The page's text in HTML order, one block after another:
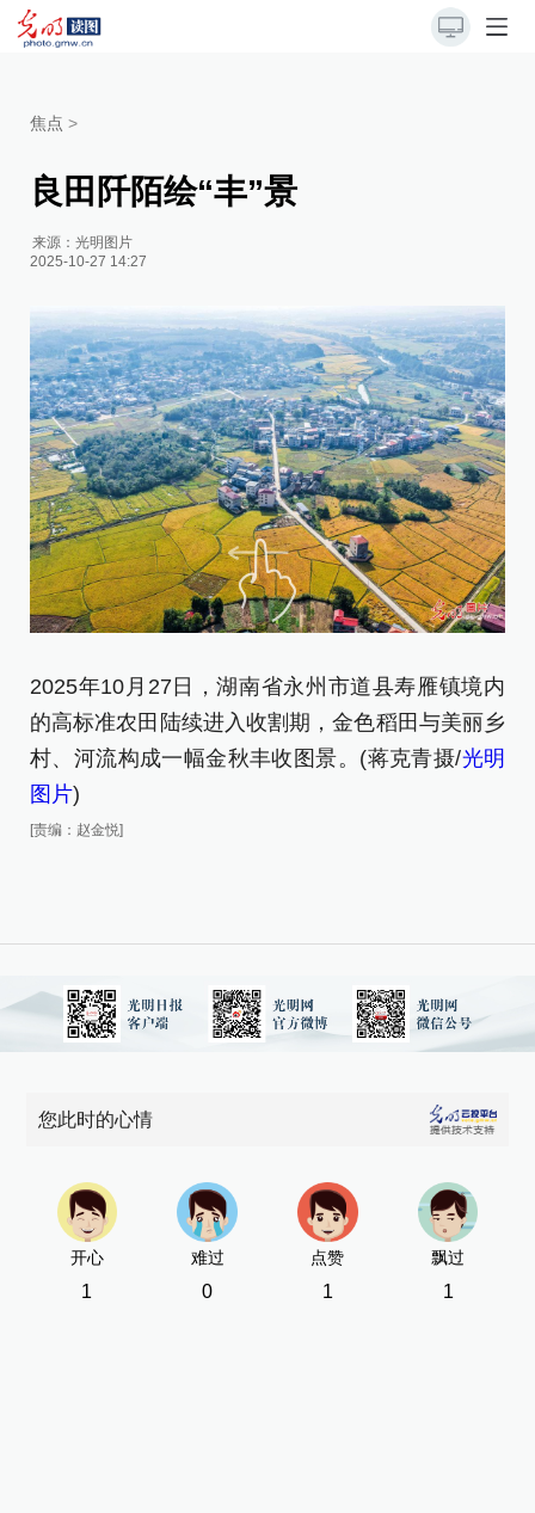
焦点 >
良田阡陌绘“丰”景
来源：光明图片
2025-10-27 14:27
2025年10月27日，湖南省永州市道县寿雁镇境内
的高标准农田陆续进入收割期，金色稻田与美丽乡
村、河流构成一幅金秋丰收图景。(蒋克青摄/光明
图片)
[责编：赵金悦]
您此时的心情
开心
1
难过
0
点赞
1
飘过
1